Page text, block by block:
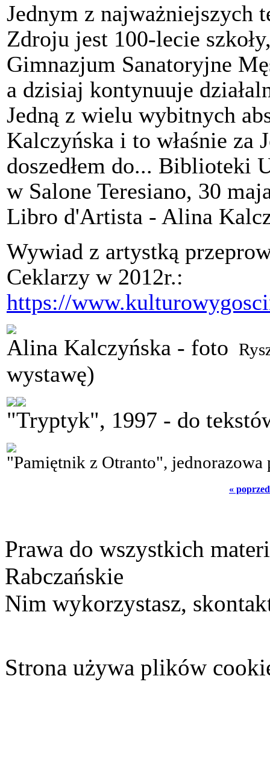
Jednym z najważniejszych
Zdroju jest 100-lecie
Gimnazjum Sanatoryjne
a dzisiaj kontynuuje
Jedną z wielu wybitnych
Kalczyńska i to właśnie za
doszedłem do... Biblioteki
w Salone Teresiano, 30
Libro d'Artista - Alina
Wywiad z artystką
Ceklarzy w 2012r.:
https://
Alina Kalczyńska - foto
wystawę)
"Tryptyk", 1997 - do
"Pamiętnik z Otranto",
«
Prawa do wszystkich
Rabczańskie
Nim wykorzystasz,
Strona używa plików